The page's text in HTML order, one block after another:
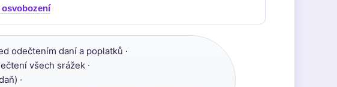
osvobození
odečtením daní a poplatků ·
všech srážek ·
·